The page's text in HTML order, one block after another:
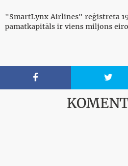
"SmartLynx Airlines" reģistrēta
pamatkapitāls ir viens miljons
 